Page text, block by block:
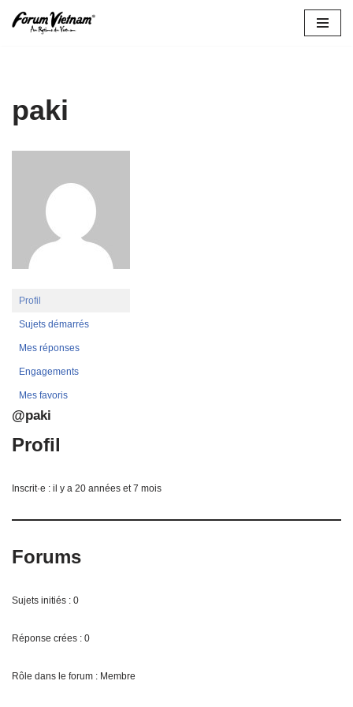
paki
Profil
Sujets démarrés
Mes réponses
Engagements
Mes favoris
@paki
Profil
Inscrit·e : il y a 20 années et 7 mois
Forums
Sujets initiés : 0
Réponse crées : 0
Rôle dans le forum : Membre